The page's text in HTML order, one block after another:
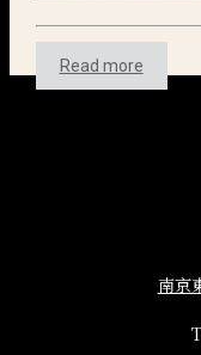
Read more
南京